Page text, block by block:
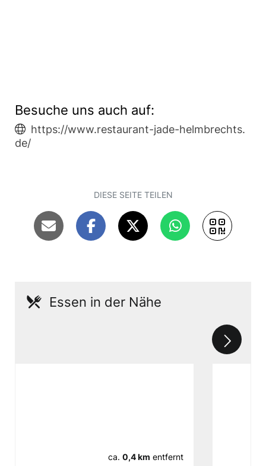
Besuche uns auch auf:
https://www.restaurant-jade-helmbrechts.
de/
DIESE SEITE TEILEN
Essen in der Nähe
ca. 0,4 km entfernt